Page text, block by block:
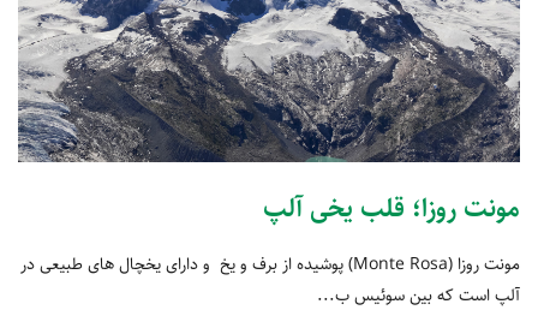
مونت روزا؛ قلب یخی آلپ
مونت روزا (Monte Rosa) پوشیده از برف و یخ و دارای یخچال های طبیعی در
آلپ است که بین سوئیس ب...